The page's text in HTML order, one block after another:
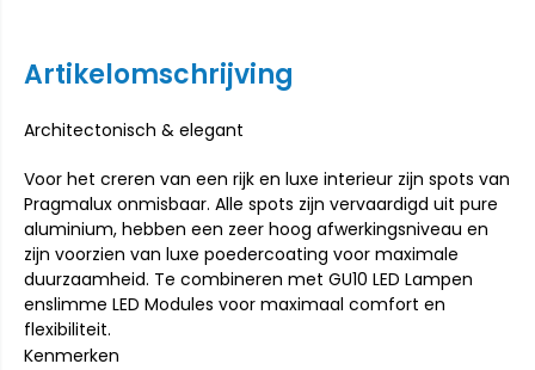
Artikelomschrijving
Architectonisch & elegant
Voor het creren van een rijk en luxe interieur zijn spots van
Pragmalux onmisbaar. Alle spots zijn vervaardigd uit pure
aluminium, hebben een zeer hoog afwerkingsniveau en
zijn voorzien van luxe poedercoating voor maximale
duurzaamheid. Te combineren met GU10 LED Lampen
enslimme LED Modules voor maximaal comfort en
flexibiliteit.
Kenmerken